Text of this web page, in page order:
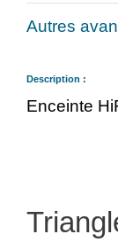
Autres
Description :
Enceinte